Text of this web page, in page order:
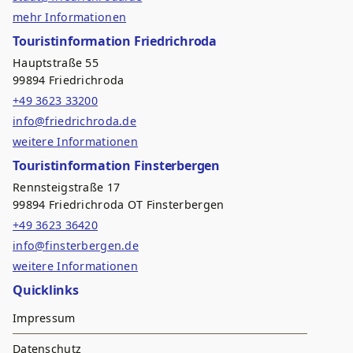
mehr Informationen
Touristinformation Friedrichroda
Hauptstraße 55
99894 Friedrichroda
+49 3623 33200
info@friedrichroda.de
weitere Informationen
Touristinformation Finsterbergen
Rennsteigstraße 17
99894 Friedrichroda OT Finsterbergen
+49 3623 36420
info@finsterbergen.de
weitere Informationen
Quicklinks
Impressum
Datenschutz